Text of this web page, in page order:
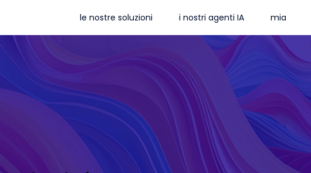
le nostre soluzioni i nostri agenti IA mia